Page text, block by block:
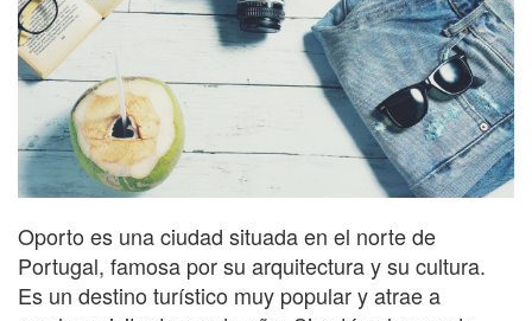
Oporto es una ciudad situada en el norte de
Portugal, famosa por su arquitectura y su cultura.
Es un destino turístico muy popular y atrae a